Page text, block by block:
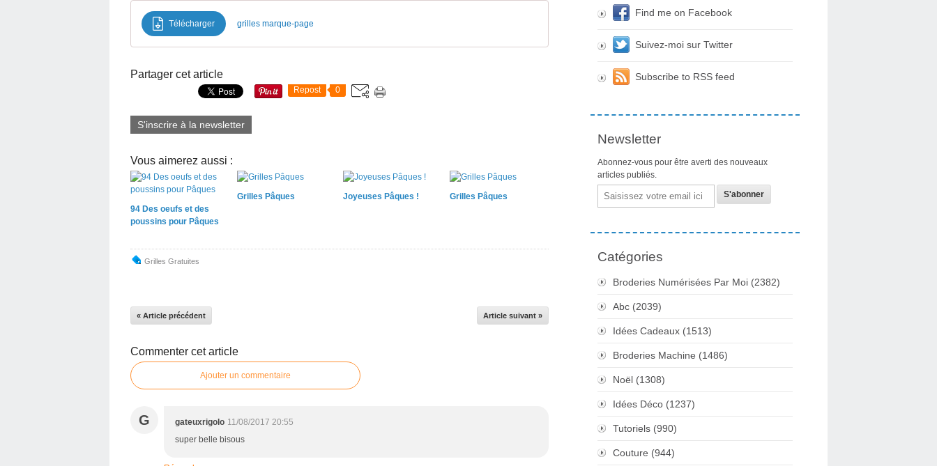
Télécharger grilles marque-page
Partager cet article
Repost 0
S'inscrire à la newsletter
Vous aimerez aussi :
94 Des oeufs et des
poussins pour Pâques
Grilles Pâques Joyeuses Pâques ! Grilles Pâques
Grilles Gratuites
« Article précédent Article suivant »
Commenter cet article
Ajouter un commentaire
G gateuxrigolo 11/08/2017 20:55
super belle bisous
Find me on Facebook
Suivez-moi sur Twitter
Subscribe to RSS feed
Newsletter
Abonnez-vous pour être averti des nouveaux
articles publiés.
Email
Catégories
Broderies Numérisées Par Moi (2382)
Abc (2039)
Idées Cadeaux (1513)
Broderies Machine (1486)
Noël (1308)
Idées Déco (1237)
Tutoriels (990)
Couture (944)